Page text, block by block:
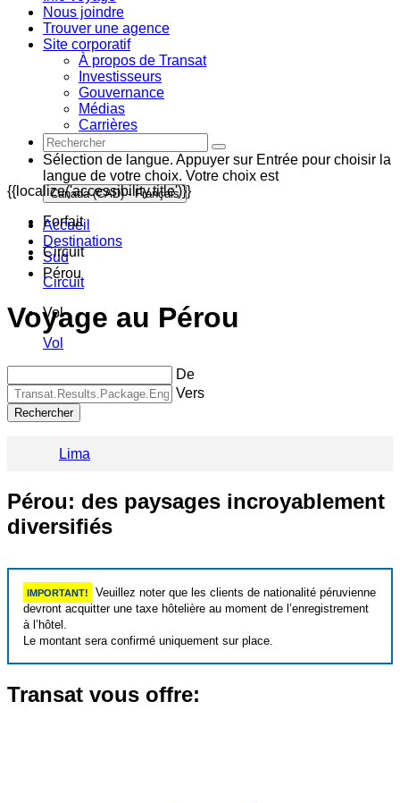
Nous joindre
Trouver une agence
Site corporatif
À propos de Transat
Investisseurs
Gouvernance
Médias
Carrières
Sélection de langue. Appuyer sur Entrée pour choisir la
langue de votre choix. Votre choix est
Canada (CAD) - Français
Accueil
Destinations
Sud
Pérou
Voyage au Pérou
{{localize('accessibility.title')}}
Forfait
Circuit
Circuit
Vol
Vol
De
Vers
Rechercher
Lima
Pérou: des paysages incroyablement
diversifiés
IMPORTANT!
Veuillez noter que les clients de nationalité péruvienne
devront acquitter une taxe hôtelière au moment de l’enregistrement
à l’hôtel.
Le montant sera confirmé uniquement sur place.
Transat vous offre: